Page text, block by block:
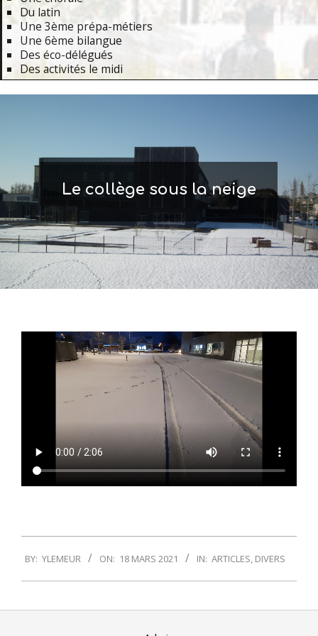
Du latin
Une 3ème prépa-métiers
Une 6ème bilangue
Des éco-délégués
Des activités le midi
Le collège sous la neige
03-
18
BY: YLEMEUR ON: 18 MARS 2021 IN: ARTICLES, DIVERS